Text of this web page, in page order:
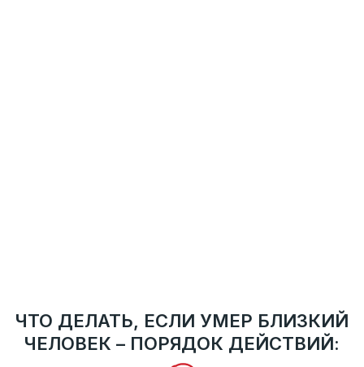
ЧТО ДЕЛАТЬ, ЕСЛИ УМЕР БЛИЗКИЙ
ЧЕЛОВЕК – ПОРЯДОК ДЕЙСТВИЙ: